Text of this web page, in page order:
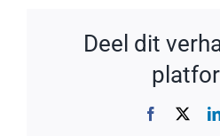
Deel dit
Facebook